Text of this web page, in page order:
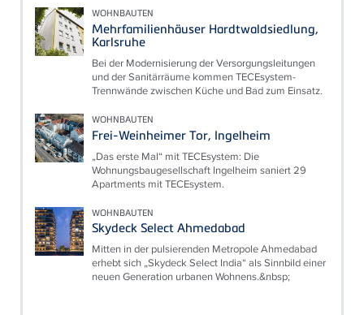
WOHNBAUTEN
Mehrfamilienhäuser Hardtwaldsiedlung,
Karlsruhe
Bei der Modernisierung der Versorgungsleitungen
und der Sanitärräume kommen TECEsystem-
Trennwände zwischen Küche und Bad zum Einsatz.
WOHNBAUTEN
Frei-Weinheimer Tor, Ingelheim
„Das erste Mal“ mit TECEsystem: Die
Wohnungsbaugesellschaft Ingelheim saniert 29
Apartments mit TECEsystem.
WOHNBAUTEN
Skydeck Select Ahmedabad
Mitten in der pulsierenden Metropole Ahmedabad
erhebt sich „Skydeck Select India“ als Sinnbild einer
neuen Generation urbanen Wohnens.&nbsp;